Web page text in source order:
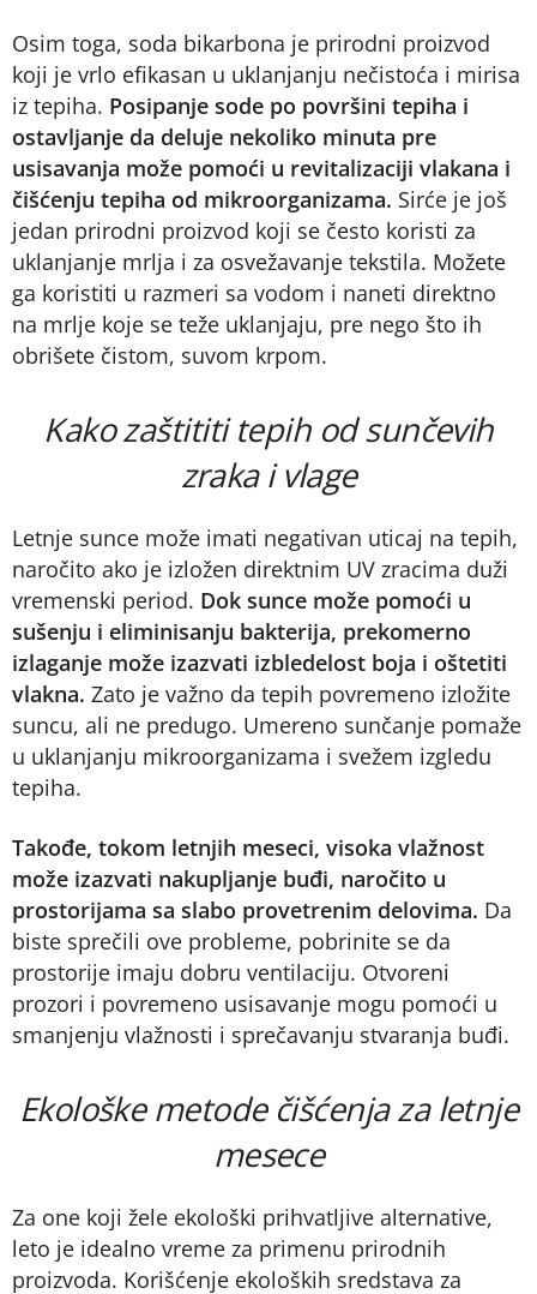
Osim toga, soda bikarbona je prirodni proizvod
koji je vrlo efikasan u uklanjanju nečistoća i mirisa
iz tepiha. Posipanje sode po površini tepiha i
ostavljanje da deluje nekoliko minuta pre
usisavanja može pomoći u revitalizaciji vlakana i
čišćenju tepiha od mikroorganizama. Sirće je još
jedan prirodni proizvod koji se često koristi za
uklanjanje mrlja i za osvežavanje tekstila. Možete
ga koristiti u razmeri sa vodom i naneti direktno
na mrlje koje se teže uklanjaju, pre nego što ih
obrišete čistom, suvom krpom.
Kako zaštititi tepih od sunčevih
zraka i vlage
Letnje sunce može imati negativan uticaj na tepih,
naročito ako je izložen direktnim UV zracima duži
vremenski period. Dok sunce može pomoći u
sušenju i eliminisanju bakterija, prekomerno
izlaganje može izazvati izbledelost boja i oštetiti
vlakna. Zato je važno da tepih povremeno izložite
suncu, ali ne predugo. Umereno sunčanje pomaže
u uklanjanju mikroorganizama i svežem izgledu
tepiha.
Takođe, tokom letnjih meseci, visoka vlažnost
može izazvati nakupljanje buđi, naročito u
prostorijama sa slabo provetrenim delovima. Da
biste sprečili ove probleme, pobrinite se da
prostorije imaju dobru ventilaciju. Otvoreni
prozori i povremeno usisavanje mogu pomoći u
smanjenju vlažnosti i sprečavanju stvaranja buđi.
Ekološke metode čišćenja za letnje
mesece
Za one koji žele ekološki prihvatljive alternative,
leto je idealno vreme za primenu prirodnih
proizvoda. Korišćenje ekoloških sredstava za